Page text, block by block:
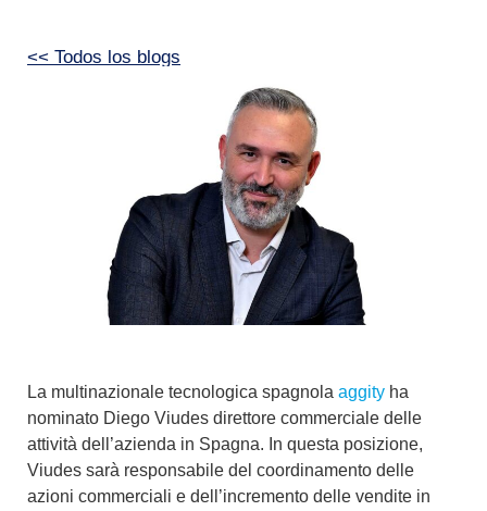
<< Todos los blogs
La multinazionale tecnologica spagnola aggity ha
nominato Diego Viudes direttore commerciale delle
attività dell’azienda in Spagna. In questa posizione,
Viudes sarà responsabile del coordinamento delle
azioni commerciali e dell’incremento delle vendite in